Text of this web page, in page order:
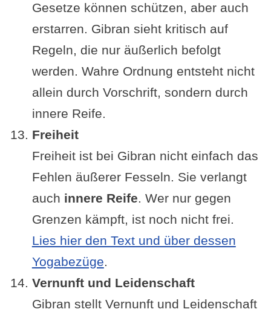
Gesetze können schützen, aber auch
erstarren. Gibran sieht kritisch auf
Regeln, die nur äußerlich befolgt
werden. Wahre Ordnung entsteht nicht
allein durch Vorschrift, sondern durch
innere Reife.
Freiheit
Freiheit ist bei Gibran nicht einfach das
Fehlen äußerer Fesseln. Sie verlangt
auch innere Reife. Wer nur gegen
Grenzen kämpft, ist noch nicht frei.
Lies hier den Text und über dessen
Yogabezüge.
Vernunft und Leidenschaft
Gibran stellt Vernunft und Leidenschaft